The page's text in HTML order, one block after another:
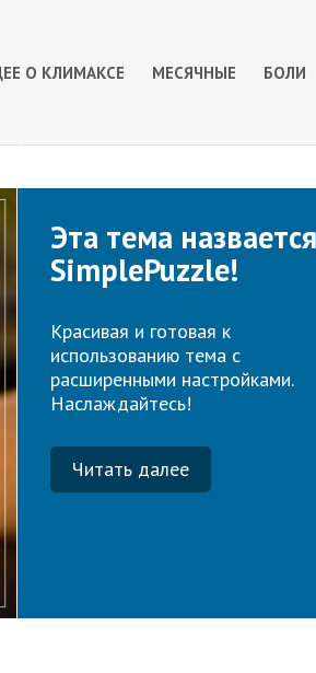
О КЛИМАКСЕ МЕСЯЧНЫЕ БОЛИ
Эта тема назвается
SimplePuzzle!
Красивая и готовая к
использованию тема с
расширенными настройками.
Наслаждайтесь!
Читать далее